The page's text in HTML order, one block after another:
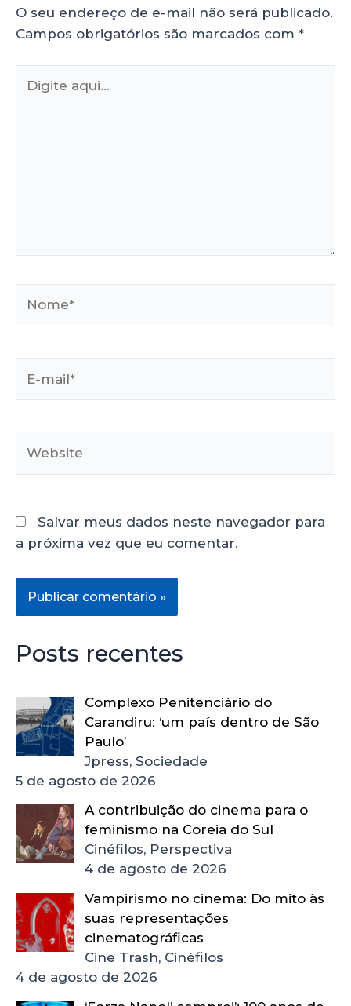
O seu endereço de e-mail não será publicado.
Campos obrigatórios são marcados com *
Salvar meus dados neste navegador para
a próxima vez que eu comentar.
Posts recentes
Complexo Penitenciário do
Carandiru: ‘um país dentro de São
Paulo’
Jpress, Sociedade
5 de agosto de 2026
A contribuição do cinema para o
feminismo na Coreia do Sul
Cinéfilos, Perspectiva
4 de agosto de 2026
Vampirismo no cinema: Do mito às
suas representações
cinematográficas
Cine Trash, Cinéfilos
4 de agosto de 2026